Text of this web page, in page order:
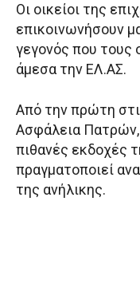
Οι οικείοι της
επικοινωνήσουν
γεγονός που τους
άμεσα την ΕΛ.ΑΣ.
Από την πρώτη
Ασφάλεια Πατρών,
πιθανές εκδοχές
πραγματοποιεί
της ανήλικης.